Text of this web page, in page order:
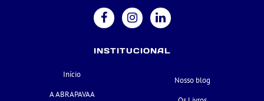
INSTITUCIONAL
Início
A ABRAPAVAA
Nosso blog